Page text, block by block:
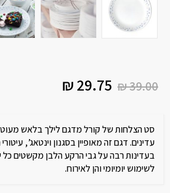
₪39.00
₪ 29.75
סט הצלחות של קורל מדגם לילך בלאש
עדינים. דגם זה מאופיין בסגנון וינטאג’,
בעדינות רבה על גבי הרקע הלבן מקשטים כל
לשימוש יומיומי והן לאירוח.